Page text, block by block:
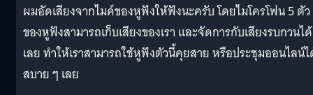
ผมอัดเสียงจากไมค์ของหูฟังให้ฟังนะครับ โดยไมโครโฟน 5 ตัว
ของหูฟังสามารถเก็บเสียงของเรา และจัดการกับเสียงรบกวนไ
เลย ทำให้เราสามารถใช้หูฟังตัวนี้คุยสาย หรือประชุมออนไลน์
สบาย ๆ เลย